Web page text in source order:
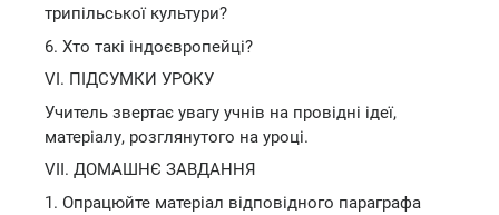
трипільської культури?
6. Хто такі індоєвропейці?
VI. ПІДСУМКИ УРОКУ
Учитель звертає увагу учнів на провідні ідеї,
матеріалу, розглянутого на уроці.
VII. ДОМАШНЄ ЗАВДАННЯ
1. Опрацюйте матеріал відповідного параграфа